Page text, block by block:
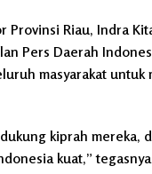
Provinsi Riau, Indra
Pers Daerah
masyarakat untuk
kiprah mereka,
kuat,”